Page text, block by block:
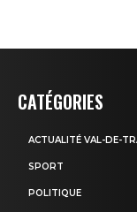
CATÉGORIES
ACTUALITÉ VAL-DE-
SPORT
POLITIQUE